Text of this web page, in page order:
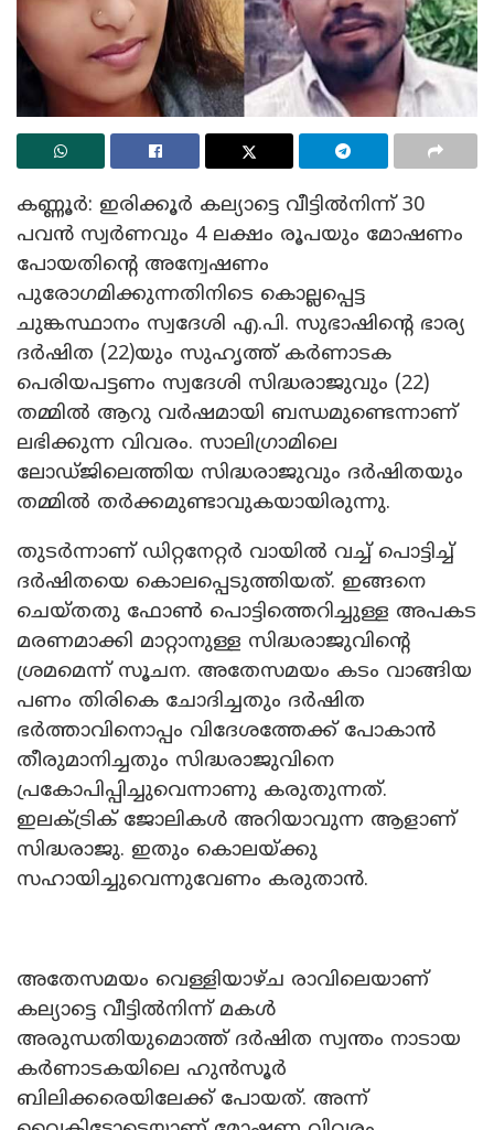
കണ്ണൂർ: ഇരിക്കൂർ കല്യാട്ടെ വീട്ടിൽനിന്ന് 30
പവൻ സ്വർണവും 4 ലക്ഷം രൂപയും മോഷണം
പോയതിന്റെ അന്വേഷണം
പുരോഗമിക്കുന്നതിനിടെ കൊല്ലപ്പെട്ട
ചുങ്കസ്ഥാനം സ്വദേശി എ.പി. സുഭാഷിന്റെ ഭാര്യ
ദർഷിത (22)യും സുഹൃത്ത് കർണാടക
പെരിയപട്ടണം സ്വദേശി സിദ്ധരാജുവും (22)
തമ്മിൽ ആറു വർഷമായി ബന്ധമുണ്ടെന്നാണ്
ലഭിക്കുന്ന വിവരം. സാലിഗ്രാമിലെ
ലോഡ്ജിലെത്തിയ സിദ്ധരാജുവും ദർഷിതയും
തമ്മിൽ തർക്കമുണ്ടാവുകയായിരുന്നു.
തുടർന്നാണ് ഡിറ്റനേറ്റർ വായിൽ വച്ച് പൊട്ടിച്ച്
ദർഷിതയെ കൊലപ്പെടുത്തിയത്. ഇങ്ങനെ
ചെയ്തതു ഫോൺ പൊട്ടിത്തെറിച്ചുള്ള അപകട
മരണമാക്കി മാറ്റാനുള്ള സിദ്ധരാജുവിന്റെ
ശ്രമമെന്ന് സൂചന. അതേസമയം കടം വാങ്ങിയ
പണം തിരികെ ചോദിച്ചതും ദർഷിത
ഭർത്താവിനൊപ്പം വിദേശത്തേക്ക് പോകാൻ
തീരുമാനിച്ചതും സിദ്ധരാജുവിനെ
പ്രകോപിപ്പിച്ചുവെന്നാണു കരുതുന്നത്.
ഇലക്ട്രിക് ജോലികൾ അറിയാവുന്ന ആളാണ്
സിദ്ധരാജു. ഇതും കൊലയ്ക്കു
സഹായിച്ചുവെന്നുവേണം കരുതാൻ.
അതേസമയം വെള്ളിയാഴ്ച രാവിലെയാണ്
കല്യാട്ടെ വീട്ടിൽനിന്ന് മകൾ
അരുന്ധതിയുമൊത്ത് ദർഷിത സ്വന്തം നാടായ
കർണാടകയിലെ ഹുൻസൂർ
ബിലിക്കരെയിലേക്ക് പോയത്. അന്ന്